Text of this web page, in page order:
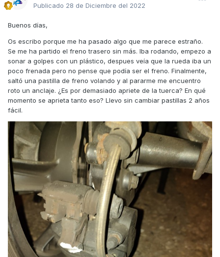
Publicado 28 de Diciembre del 2022
Buenos días,
Os escribo porque me ha pasado algo que me parece estraño.
Se me ha partido el freno trasero sin más. Iba rodando, empezo a
sonar a golpes con un plástico, despues veía que la rueda iba un
poco frenada pero no pense que podía ser el freno. Finalmente,
saltó una pastilla de freno volando y al pararme me encuentro
roto un anclaje. ¿Es por demasiado apriete de la tuerca? En qué
momento se aprieta tanto eso? Llevo sin cambiar pastillas 2 años
fácil.